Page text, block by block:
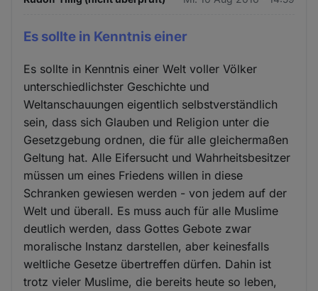
Es sollte in Kenntnis einer
Es sollte in Kenntnis einer Welt voller Völker
unterschiedlichster Geschichte und
Weltanschauungen eigentlich selbstverständlich
sein, dass sich Glauben und Religion unter die
Gesetzgebung ordnen, die für alle gleichermaßen
Geltung hat. Alle Eifersucht und Wahrheitsbesitzer
müssen um eines Friedens willen in diese
Schranken gewiesen werden - von jedem auf der
Welt und überall. Es muss auch für alle Muslime
deutlich werden, dass Gottes Gebote zwar
moralische Instanz darstellen, aber keinesfalls
weltliche Gesetze übertreffen dürfen. Dahin ist
trotz vieler Muslime, die bereits heute so leben,